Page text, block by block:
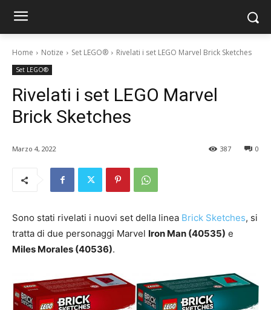
Home Notize Set LEGO® Rivelati i set LEGO Marvel Brick Sketches
Set LEGO®
Rivelati i set LEGO Marvel
Brick Sketches
Marzo 4, 2022 0
387
Sono stati rivelati i nuovi set della linea Brick Sketches, si
tratta di due personaggi Marvel Iron Man (40535) e
Miles Morales (40536).